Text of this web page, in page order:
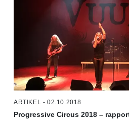
ARTIKEL - 02.10.2018
Progressive Circus 2018 –